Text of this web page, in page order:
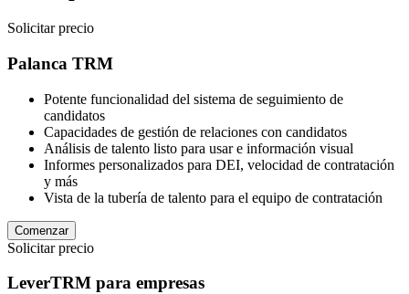
Solicitar precio
Palanca TRM
Potente funcionalidad del sistema de seguimiento de
candidatos
Capacidades de gestión de relaciones con candidatos
Análisis de talento listo para usar e información visual
Informes personalizados para DEI, velocidad de contratación
y más
Vista de la tubería de talento para el equipo de contratación
Comenzar
Solicitar precio
LeverTRM para empresas